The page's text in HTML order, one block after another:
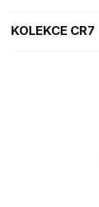
KOLEKCE CR7